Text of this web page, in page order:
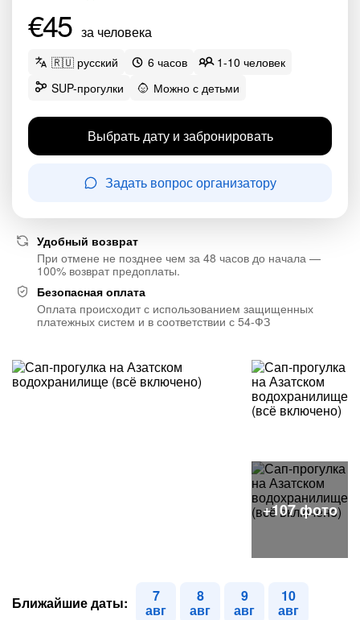
€45 за человека
🇷🇺 русский 6 часов
1-10 человек
SUP-прогулки
Можно с детьми
Выбрать дату и забронировать
Задать вопрос организатору
Удобный возврат
При отмене не позднее чем за 48 часов до начала —
100% возврат предоплаты.
Безопасная оплата
Оплата происходит с использованием защищенных
платежных систем и в соответствии с 54-ФЗ
Ближайшие даты: 7
авг
8
авг
9
авг
10
авг